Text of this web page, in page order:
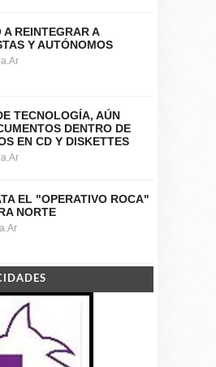
REINTEGRAR A
Y AUTÓNOMOS
TECNOLOGÍA, AÚN
DENTRO DE
EN CD Y DISKETTES
EL "OPERATIVO ROCA"
NORTE